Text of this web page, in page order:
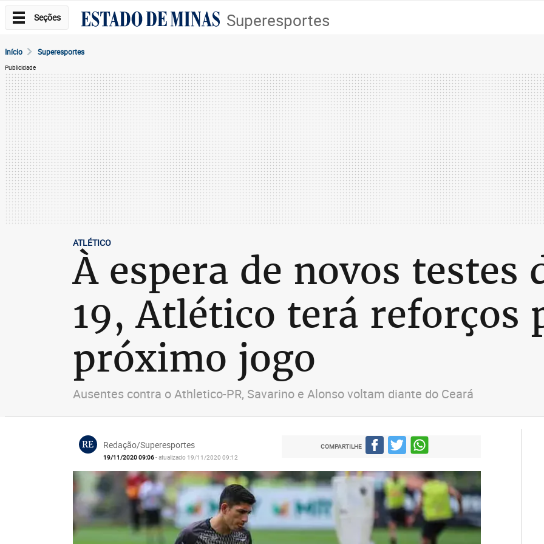
Seções Superesportes
Início Superesportes
Publicidade
ATLÉTICO
À espera de novos testes
19, Atlético terá reforços
próximo jogo
Ausentes contra o Athletico-PR, Savarino e Alonso voltam diante do Ceará
RE Redação/Superesportes
19/11/2020 09:06- atualizado 19/11/2020 09:12
COMPARTILHE